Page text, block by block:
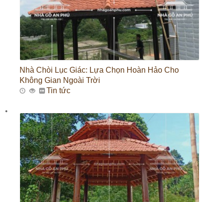
Nhà Chòi Lục Giác: Lựa Chọn Hoàn Hảo Cho
Không Gian Ngoài Trời
Tin tức